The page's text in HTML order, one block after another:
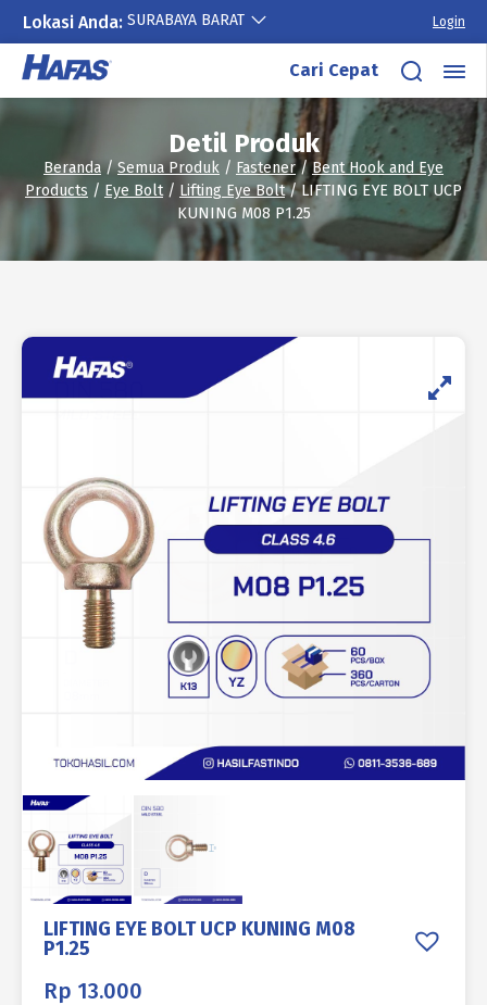
Lokasi Anda: SURABAYA BARAT Login
Lewati
konten
Cari Cepat
Detil Produk
Beranda/Semua Produk / Fastener/Bent Hook and Eye
Products / Eye Bolt/ Lifting Eye Bolt/ LIFTING EYE BOLT UCP
KUNING M08 P1.25
LIFTING EYE BOLT UCP KUNING M08
P1.25
Rp 13.000